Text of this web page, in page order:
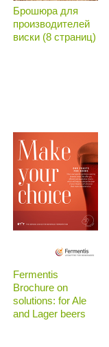
Брошюра для
производителей
виски (8 страниц)
Fermentis
Brochure on
solutions: for Ale
and Lager beers